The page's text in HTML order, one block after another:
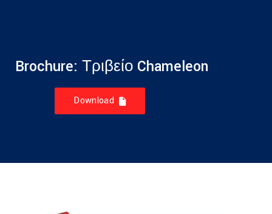
Brochure: Τριβείο Chameleon
Download